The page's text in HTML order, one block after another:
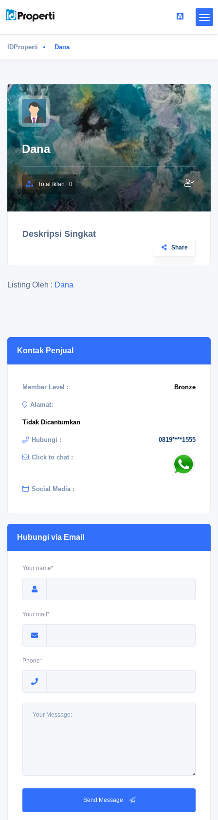
IDProperti Dana
Dana
Total Iklan : 0
Deskripsi Singkat
Share
Listing Oleh : Dana
Kontak Penjual
Member Level : Bronze
Alamat:
Tidak Dicantumkan
Hubungi : 0819****1555
Click to chat :
Social Media :
Hubungi via Email
Your name*
Your mail*
Phone*
Send Message